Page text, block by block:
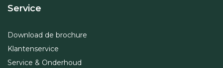
Service
Download de brochure
Klantenservice
Service & Onderhoud